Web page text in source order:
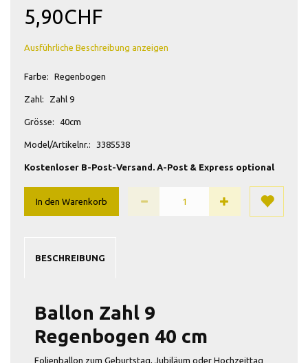
5,90CHF
Ausführliche Beschreibung anzeigen
Farbe: Regenbogen
Zahl: Zahl 9
Grösse: 40cm
Model/Artikelnr.: 3385538
Kostenloser B-Post-Versand. A-Post & Express optional
In den Warenkorb
BESCHREIBUNG
Ballon Zahl 9
Regenbogen 40 cm
Folienballon zum Geburtstag, Jubiläum oder Hochzeittag